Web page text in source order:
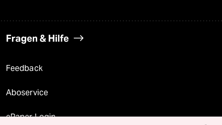
Fragen & Hilfe
Feedback
Aboservice
ePaper Login